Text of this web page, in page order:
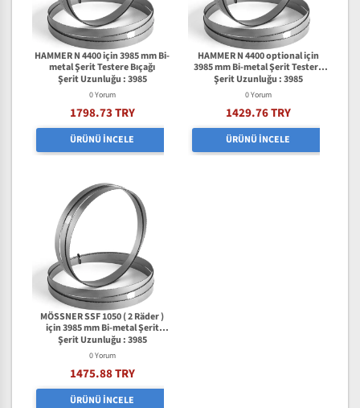
HAMMER N 4400 için 3985 mm Bi-
metal Şerit Testere Bıçağı
Şerit Uzunluğu : 3985
0 Yorum
1798.73 TRY
ÜRÜNÜ İNCELE
HAMMER N 4400 optional için
3985 mm Bi-metal Şerit Testere
Bıçağı
Şerit Uzunluğu : 3985
0 Yorum
1429.76 TRY
ÜRÜNÜ İNCELE
MÖSSNER SSF 1050 ( 2 Räder )
için 3985 mm Bi-metal Şerit
Testere Bıçağı
Şerit Uzunluğu : 3985
0 Yorum
1475.88 TRY
ÜRÜNÜ İNCELE